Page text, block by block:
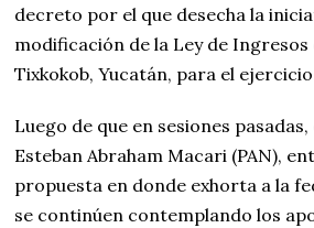
decreto por el que desecha la
modificación de la Ley de
Tixkokob, Yucatán, para el
Luego de que en sesiones
Esteban Abraham Macari (PAN),
propuesta en donde exhorta a la
se continúen contemplando los